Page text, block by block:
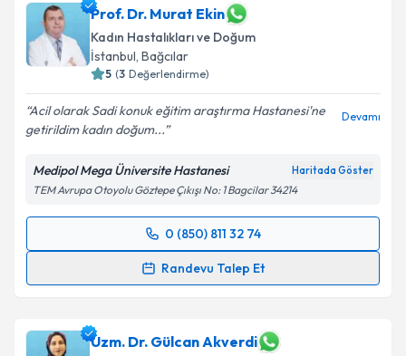
randevu almanız için bir takvim hazırlandığında e-
posta ile bilgilendireceğiz.
E-posta Adresiniz
Metni'ni okudum ve kişisel verilerimin belirtilen
kapsamda işlenmesini kabul ediyorum.
Takvim Talebini Gönder
Prof. Dr. Murat Ekin
Kadın Hastalıkları ve Doğum
İstanbul, Bağcılar
5 (3 Değerlendirme)
Acil olarak Sadi konuk eğitim araştırma Hastanesi'ne
getirildim kadın doğum...
Devamı
Medipol Mega Üniversite Hastanesi Haritada Göster
TEM Avrupa Otoyolu Göztepe Çıkışı No: 1 Bagcilar 34214
0 (850) 811 32 74
Randevu Talep Et
Randevu Takvimi Talebi
takvim hazırlandığında e-posta ile bilgilendireceğiz.
Uzm. Dr. Gülcan Akverdi